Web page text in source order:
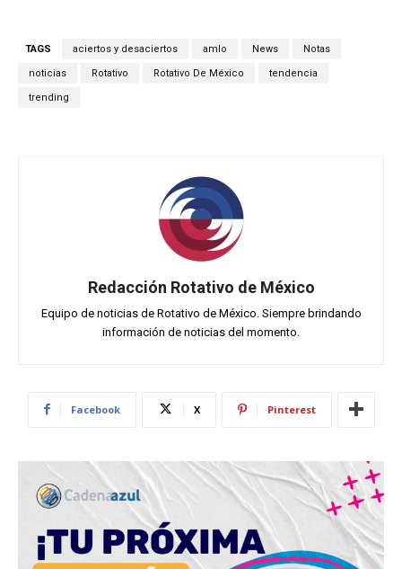
TAGS aciertos y desaciertos amlo News Notas
noticias Rotativo Rotativo De México tendencia
trending
Redacción Rotativo de México
Equipo de noticias de Rotativo de México. Siempre brindando
información de noticias del momento.
Facebook X Pinterest